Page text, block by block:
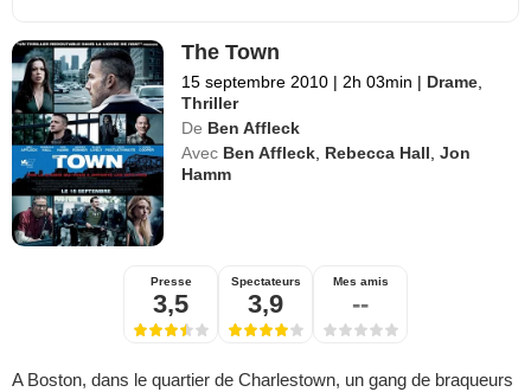
The Town
15 septembre 2010 | 2h 03min | Drame
Thriller
De Ben Affleck
Avec Ben Affleck Rebecca Hall ,Jon
Hamm
Presse
3,5
Spectateurs
3,9
Mes amis
--
A Boston, dans le quartier de Charlestown, un gang de braqueurs